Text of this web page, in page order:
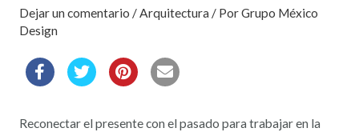
Dejar un comentario /Arquitectura / PorGrupo México
Design
Reconectar el presente con el pasado para trabajar en la